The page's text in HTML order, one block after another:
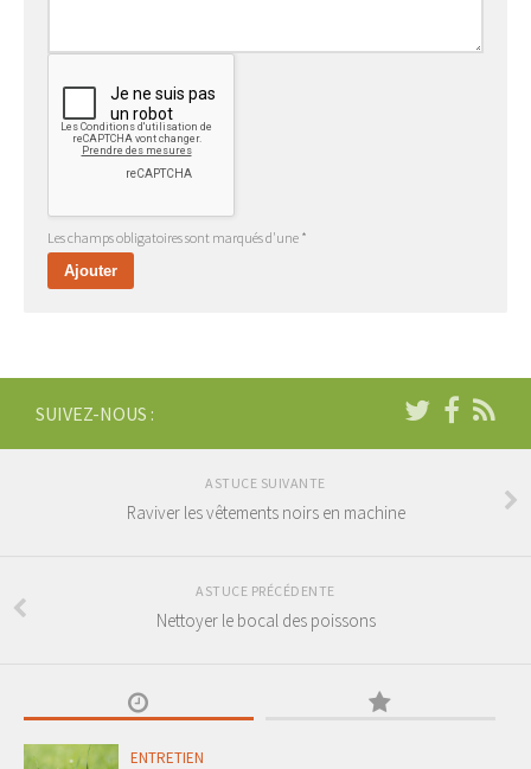
Les champs obligatoires sont marqués d'une *
SUIVEZ-NOUS :
ASTUCE SUIVANTE
Raviver les vêtements noirs en machine
ASTUCE PRÉCÉDENTE
Nettoyer le bocal des poissons
ENTRETIEN